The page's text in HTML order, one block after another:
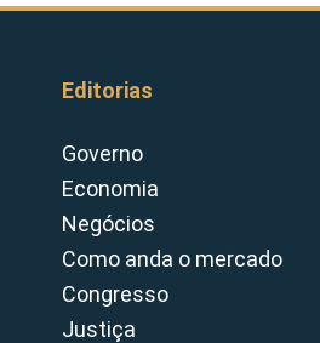
Editorias
Governo
Economia
Negócios
Como anda o mercado
Congresso
Justiça